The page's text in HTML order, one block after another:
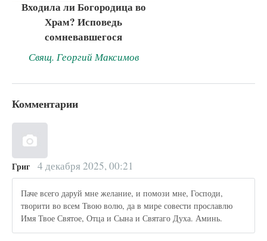
Входила ли Богородица во
Храм? Исповедь
сомневавшегося
Свящ. Георгий Максимов
Комментарии
Григ 4 декабря 2025, 00:21
Паче всего даруй мне желание, и помози мне, Господи,
творити во всем Твою волю, да в мире совести прославлю
Имя Твое Святое, Отца и Сына и Святаго Духа. Аминь.